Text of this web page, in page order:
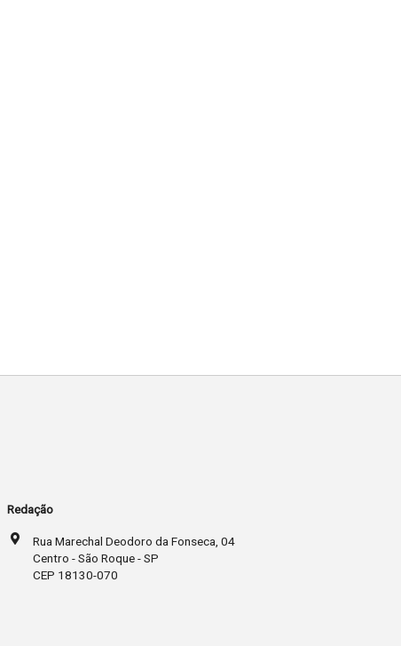
Redação
Rua Marechal Deodoro da Fonseca, 04
Centro - São Roque - SP
CEP 18130-070